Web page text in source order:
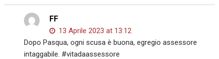
FF
13 Aprile 2023 at 13:12
Dopo Pasqua, ogni scusa è buona, egregio assessore
intaggabile. #vitadaassessore